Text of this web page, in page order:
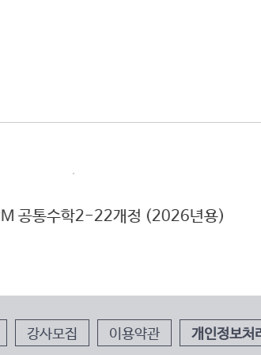
개념원리 공통수학2-22
강사모집 이용약관 개인정보처